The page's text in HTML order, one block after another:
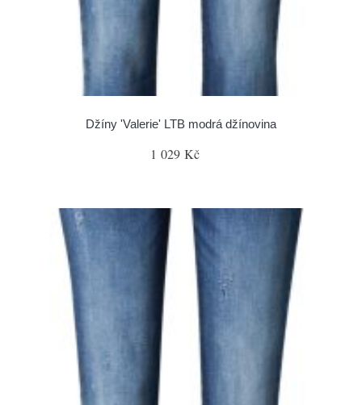
Džíny 'Valerie' LTB modrá džínovina
1 029 Kč